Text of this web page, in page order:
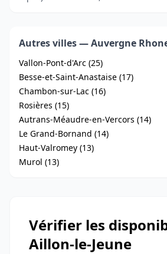
Autres villes — Auvergne
Vallon-Pont-d'Arc (25)
Besse-et-Saint-Anastaise (17)
Chambon-sur-Lac (16)
Rosières (15)
Autrans-Méaudre-en-Vercors (14)
Le Grand-Bornand (14)
Haut-Valromey (13)
Murol (13)
Vérifier les
Aillon-le-Jeune